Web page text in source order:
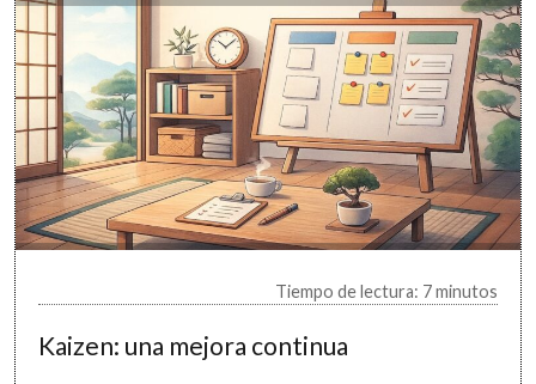
Tiempo de lectura: 7 minutos
Kaizen: una mejora continua